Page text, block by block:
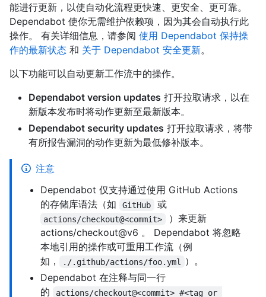
能进行更新，以使自动化流程更快速、更安全、更可靠。
Dependabot 使你无需维护依赖项，因为其会自动执行此
操作。 有关详细信息，请参阅 使用 Dependabot 保持操
作的最新状态 和 关于 Dependabot 安全更新。
以下功能可以自动更新工作流中的操作。
Dependabot version updates 打开拉取请求，以在
新版本发布时将动作更新至最新版本。
Dependabot security updates 打开拉取请求，将带
有所报告漏洞的动作更新为最低修补版本。
注意
Dependabot 仅支持通过使用 GitHub Actions
的存储库语法（如
GitHub 或
actions/checkout@<commit>
）来更新
actions/checkout@v6 。 Dependabot 将忽略
本地引用的操作或可重用工作流（例
如，
./.github/actions/foo.yml
）。
Dependabot 在注释与同一行
的
actions/checkout@<commit> #<tag or